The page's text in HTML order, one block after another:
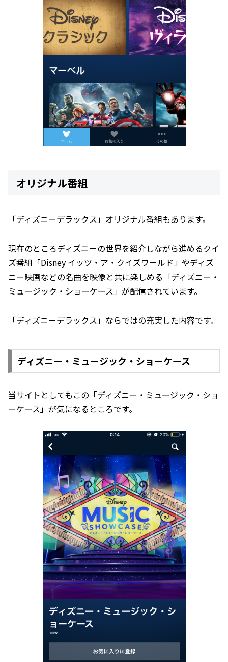
オリジナル番組
「ディズニーデラックス」オリジナル番組もあります。
現在のところディズニーの世界を紹介しながら進めるクイ
ズ番組「Disney イッツ・ア・クイズワールド」やディズ
ニー映画などの名曲を映像と共に楽しめる「ディズニー・
ミュージック・ショーケース」が配信されています。
「ディズニーデラックス」ならではの充実した内容です。
ディズニー・ミュージック・ショーケース
当サイトとしてもこの「ディズニー・ミュージック・ショ
ーケース」が気になるところです。